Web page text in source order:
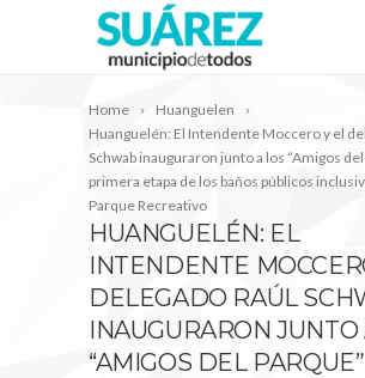
Home
Huanguelen
Huanguelén: El Intendente Moccero y el
Schwab inauguraron junto a los “Amigos del
primera etapa de los baños públicos
Parque Recreativo
HUANGUELÉN: EL
INTENDENTE
DELEGADO RAÚL
INAUGURARON JUNTO
“AMIGOS DEL